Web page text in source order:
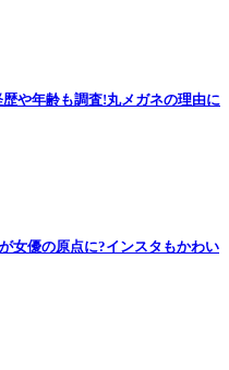
や年齢も調査!丸メガネの理由に
女優の原点に?インスタもかわい